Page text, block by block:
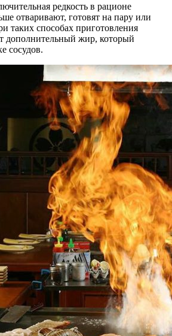
редкость в рационе
отваривают, готовят на пару или
таких способах приготовления
дополнительный жир, который
сосудов.